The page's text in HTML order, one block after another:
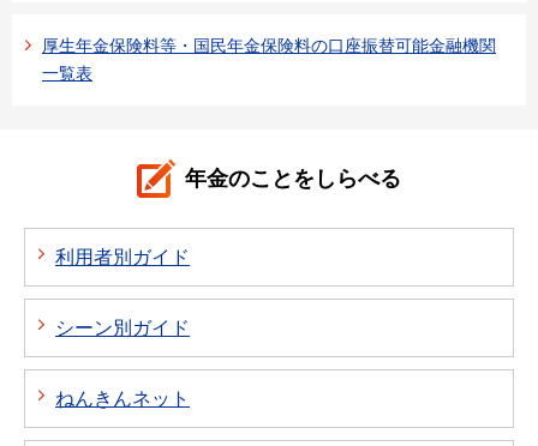
厚生年金保険料等・国民年金保険料の口座振替可能金融機関
一覧表
年金のことをしらべる
利用者別ガイド
シーン別ガイド
ねんきんネット